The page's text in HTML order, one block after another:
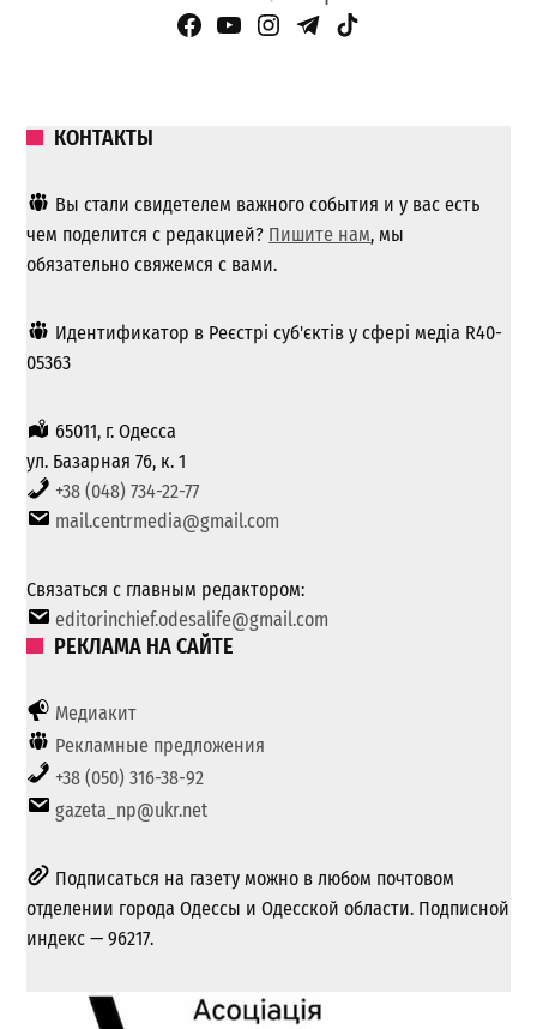
Facebook Page
YouTube
Instagram
Telegram
TikTok
КОНТАКТЫ
Вы стали свидетелем важного события и у вас есть
чем поделится с редакцией? Пишите нам, мы
обязательно свяжемся с вами.
Идентификатор в Реєстрі суб'єктів у сфері медіа R40-
05363
65011, г. Одесса
ул. Базарная 76, к. 1
+38 (048) 734-22-77
mail.centrmedia@gmail.com
Связаться с главным редактором:
editorinchief.odesalife@gmail.com
РЕКЛАМА НА САЙТЕ
Медиакит
Рекламные предложения
+38 (050) 316-38-92
gazeta_np@ukr.net
Подписаться на газету можно в любом почтовом
отделении города Одессы и Одесской области. Подписной
индекс — 96217.